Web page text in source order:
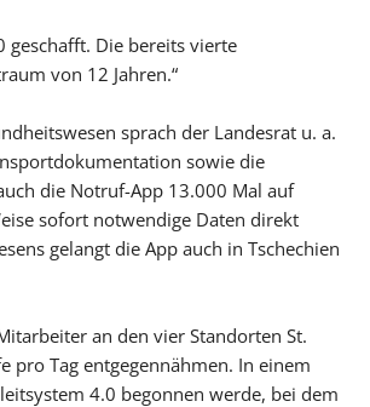
geschafft. Die bereits vierte
von 12 Jahren.“
sprach der Landesrat u. a.
sowie die
die Notruf-App 13.000 Mal auf
sofort notwendige Daten direkt
gelangt die App auch in Tschechien
an den vier Standorten St.
pro Tag entgegennähmen. In einem
4.0 begonnen werde, bei dem